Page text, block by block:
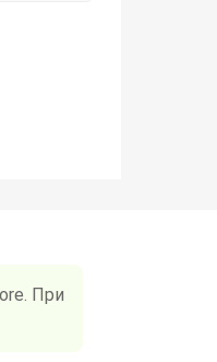
При